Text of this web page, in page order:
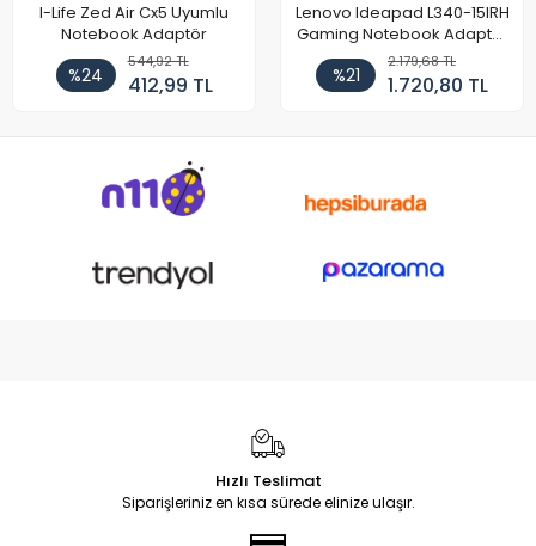
I-Life Zed Air Cx5 Uyumlu
Notebook Adaptör
%24
544,92 TL
412,99 TL
Lenovo Ideapad L340-15IRH
Gaming Notebook Adaptör
Cihazı Şarj Aleti (150W)
%21
2.179,68 TL
1.720,80 TL
Hızlı Teslimat
Siparişleriniz en kısa sürede elinize ulaşır.